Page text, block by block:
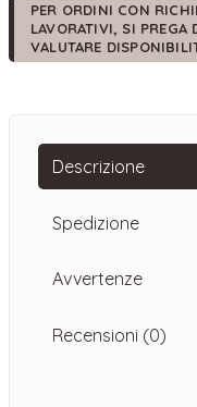
PER ORDINI CON
LAVORATIVI, SI PREGA
VALUTARE
Descrizione
Spedizione
Avvertenze
Recensioni (0)